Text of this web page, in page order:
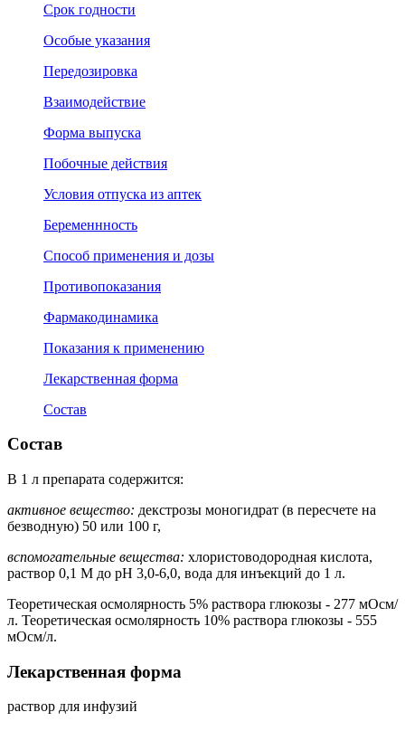
Срок годности
Особые указания
Передозировка
Взаимодействие
Форма выпуска
Побочные действия
Условия отпуска из аптек
Беременнность
Способ применения и дозы
Противопоказания
Фармакодинамика
Показания к применению
Лекарственная форма
Состав
Состав
В 1 л препарата содержится:
активное вещество: декстрозы моногидрат (в пересчете на
безводную) 50 или 100 г,
вспомогательные вещества: хлористоводородная кислота,
раствор 0,1 М до pH 3,0-6,0, вода для инъекций до 1 л.
Теоретическая осмолярность 5% раствора глюкозы - 277 мОсм/
л. Теоретическая осмолярность 10% раствора глюкозы - 555
мОсм/л.
Лекарственная форма
раствор для инфузий